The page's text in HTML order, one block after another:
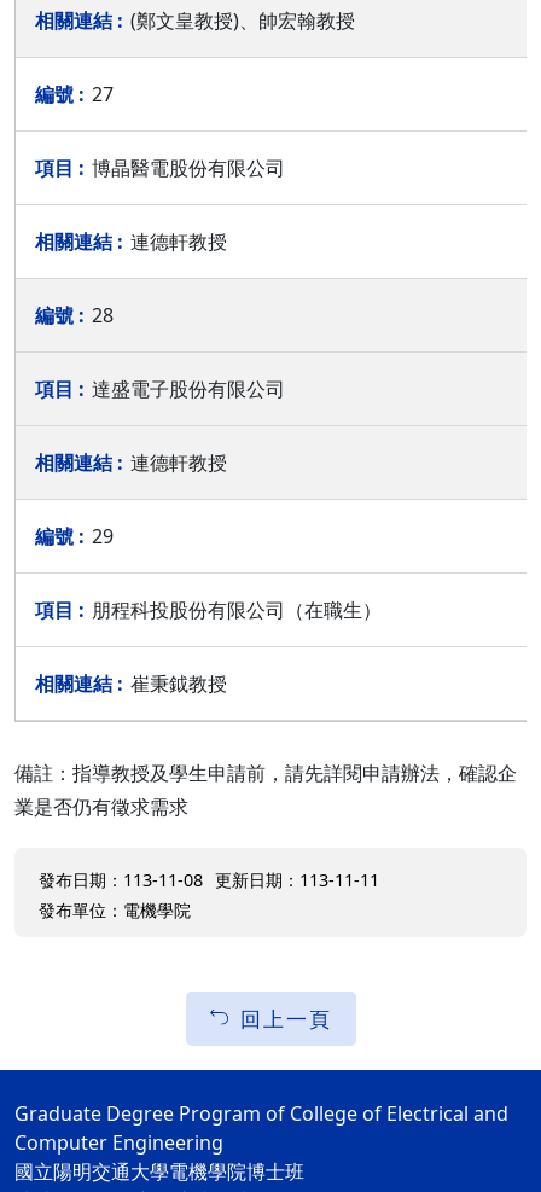
(鄭文皇教授)、帥宏翰教授
27
博晶醫電股份有限公司
連德軒教授
28
達盛電子股份有限公司
連德軒教授
29
朋程科投股份有限公司（在職生）
崔秉鉞教授
備註：指導教授及學生申請前，請先詳閱申請辦法，確認企
業是否仍有徵求需求
發布日期：113-11-08 更新日期：113-11-11
發布單位：電機學院
回上一頁
Graduate Degree Program of College of Electrical and
Computer Engineering
國立陽明交通大學電機學院博士班